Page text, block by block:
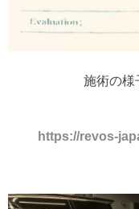
施術の様
https://revos-